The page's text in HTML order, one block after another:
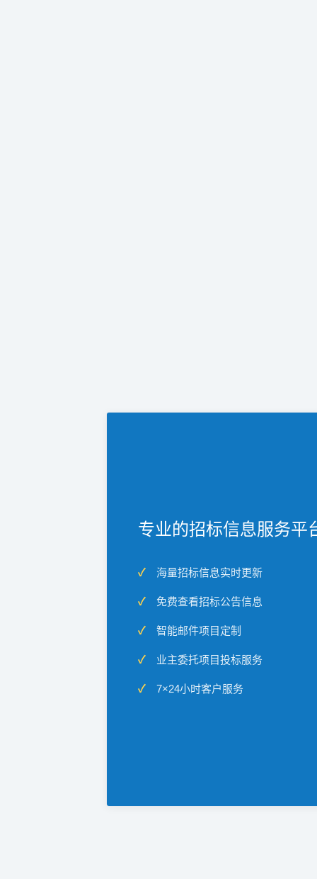
专业的招标信息服务平
海量招标信息实时更新
免费查看招标公告信息
智能邮件项目定制
业主委托项目投标服务
7×24小时客户服务